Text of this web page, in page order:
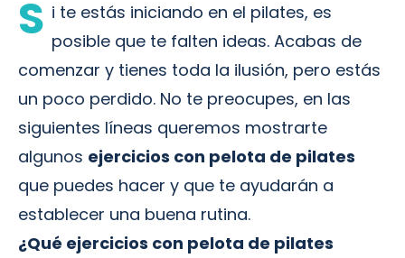
S i te estás iniciando en el pilates, es
posible que te falten ideas. Acabas de
comenzar y tienes toda la ilusión, pero estás
un poco perdido. No te preocupes, en las
siguientes líneas queremos mostrarte
algunos ejercicios con pelota de pilates
que puedes hacer y que te ayudarán a
establecer una buena rutina.
¿Qué ejercicios con pelota de pilates